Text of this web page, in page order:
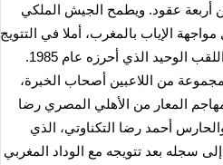
أربعة عقود. ويطمح الجيش الملكي
مواجهة الإياب بالمغرب، أملا في التتويج
بلقبه الثاني في البطولة بعد اللقب الوحيد الذي أحرزه عام 1985.
من اللاعبين أصحاب الخبرة،
المعار من الأهلي المصري رضا
أحمد رضا التكناوتي، الذي
سجله بعد تتويجه مع الوداد المغربي